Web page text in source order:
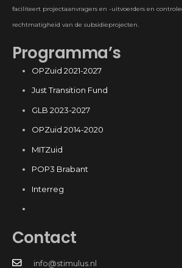
faciliteert projectaanvragers en -uitvoerders en
rechtmatigheid van de subsidieprojecten.
Programma’s
OPZuid 2021-2027
Just Transition Fund
GLB 2023-2027
OPZuid 2014-2020
MITZuid
POP3 Brabant
Interreg
Contact
info@stimulus.nl